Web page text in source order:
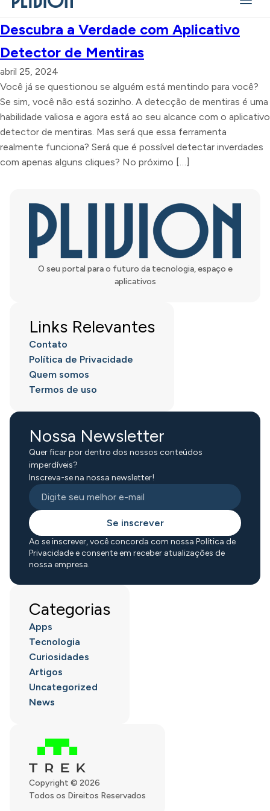
Descubra a Verdade com Aplicativo
Detector de Mentiras
abril 25, 2024
Você já se questionou se alguém está mentindo para você?
Se sim, você não está sozinho. A detecção de mentiras é uma
habilidade valiosa e agora está ao seu alcance com o aplicativo
detector de mentiras. Mas será que essa ferramenta
realmente funciona? Será que é possível detectar inverdades
com apenas alguns cliques? No próximo […]
O seu portal para o futuro da tecnologia, espaço e
aplicativos
Copyright © 2026
Todos os Direitos Reservados
Links Relevantes
Contato
Política de Privacidade
Quem somos
Termos de uso
Nossa Newsletter
Quer ficar por dentro dos nossos conteúdos
imperdíveis?
Inscreva-se na nossa newsletter!
Se inscrever
Ao se inscrever, você concorda com nossa Política de
Privacidade e consente em receber atualizações de
nossa empresa.
Categorias
Apps
Tecnologia
Curiosidades
Artigos
Uncategorized
News